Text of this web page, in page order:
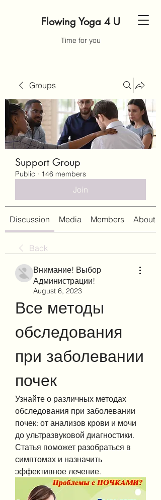
Flowing Yoga 4 U
Time for you
Groups
Support Group
Public · 146 members
Join
Discussion Media Members About
Back
Внимание! Выбор
Администрации!
August 6, 2023
Все методы
обследования
при заболевании
почек
Узнайте о различных методах
обследования при заболевании
почек: от анализов крови и мочи
до ультразвуковой диагностики.
Статья поможет разобраться в
симптомах и назначить
эффективное лечение.